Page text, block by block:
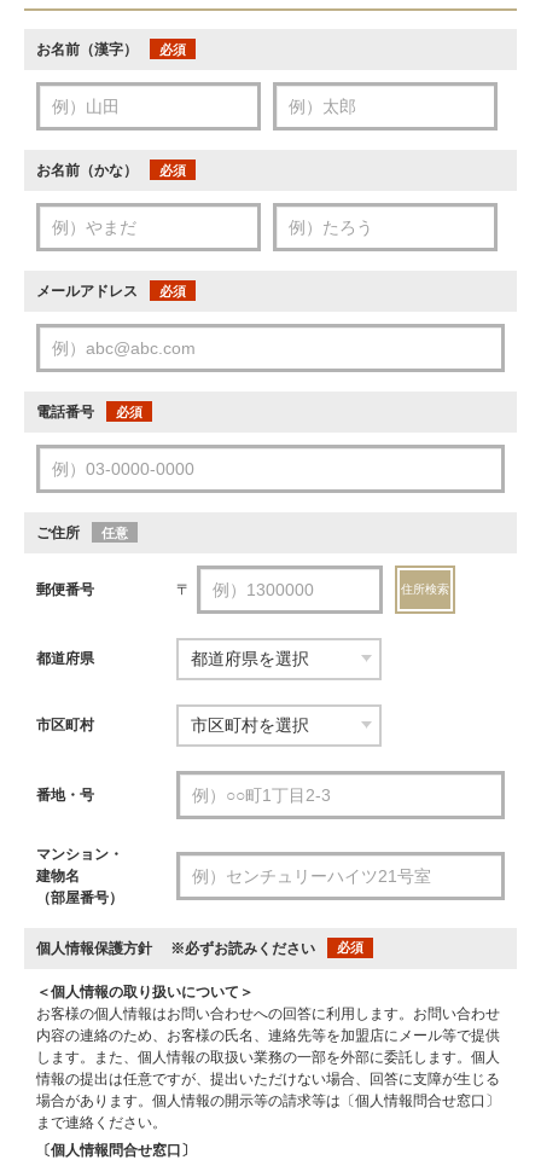
お名前（漢字） 必須
お名前（かな） 必須
メールアドレス 必須
電話番号 必須
ご住所 任意
郵便番号 〒 住所検索
都道府県
市区町村
番地・号
マンション・
建物名
（部屋番号）
個人情報保護方針 ※必ずお読みください 必須
＜個人情報の取り扱いについて＞
お客様の個人情報はお問い合わせへの回答に利用します。お問い合わせ
内容の連絡のため、お客様の氏名、連絡先等を加盟店にメール等で提供
します。また、個人情報の取扱い業務の一部を外部に委託します。個人
情報の提出は任意ですが、提出いただけない場合、回答に支障が生じる
場合があります。個人情報の開示等の請求等は〔個人情報問合せ窓口〕
まで連絡ください。
〔個人情報問合せ窓口〕